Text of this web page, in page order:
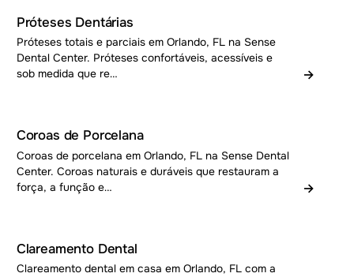
Próteses Dentárias
Próteses totais e parciais em Orlando, FL na Sense
Dental Center. Próteses confortáveis, acessíveis e
sob medida que re…
→
Coroas de Porcelana
Coroas de porcelana em Orlando, FL na Sense Dental
Center. Coroas naturais e duráveis que restauram a
força, a função e…
→
Clareamento Dental
Clareamento dental em casa em Orlando, FL com a